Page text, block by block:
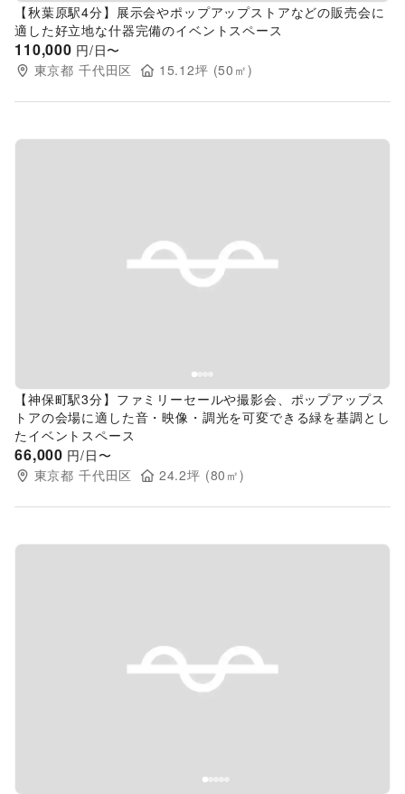
【秋葉原駅4分】展示会やポップアップストアなどの販売会に
適した好立地な什器完備のイベントスペース
110,000 円/日〜
東京都 千代田区 15.12坪 (50 ㎡)
Previous slide
【神保町駅3分】ファミリーセールや撮影会、ポップアップス
トアの会場に適した音・映像・調光を可変できる緑を基調とし
たイベントスペース
66,000 円/日〜
東京都 千代田区 24.2坪 (80 ㎡)
Previous slide